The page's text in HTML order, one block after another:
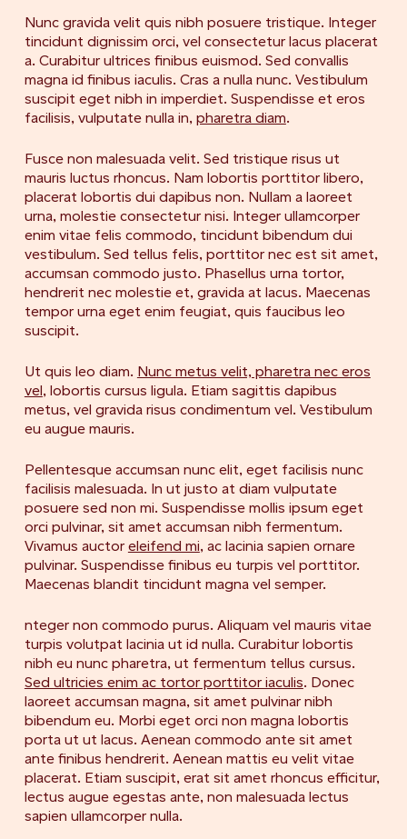
Nunc gravida velit quis nibh posuere tristique. Integer
tincidunt dignissim orci, vel consectetur lacus placerat
a. Curabitur ultrices finibus euismod. Sed convallis
magna id finibus iaculis. Cras a nulla nunc. Vestibulum
suscipit eget nibh in imperdiet. Suspendisse et eros
facilisis, vulputate nulla in, pharetra diam.
Fusce non malesuada velit. Sed tristique risus ut
mauris luctus rhoncus. Nam lobortis porttitor libero,
placerat lobortis dui dapibus non. Nullam a laoreet
urna, molestie consectetur nisi. Integer ullamcorper
enim vitae felis commodo, tincidunt bibendum dui
vestibulum. Sed tellus felis, porttitor nec est sit amet,
accumsan commodo justo. Phasellus urna tortor,
hendrerit nec molestie et, gravida at lacus. Maecenas
tempor urna eget enim feugiat, quis faucibus leo
suscipit.
Ut quis leo diam. Nunc metus velit, pharetra nec eros
vel, lobortis cursus ligula. Etiam sagittis dapibus
metus, vel gravida risus condimentum vel. Vestibulum
eu augue mauris.
Pellentesque accumsan nunc elit, eget facilisis nunc
facilisis malesuada. In ut justo at diam vulputate
posuere sed non mi. Suspendisse mollis ipsum eget
orci pulvinar, sit amet accumsan nibh fermentum.
Vivamus auctor eleifend mi, ac lacinia sapien ornare
pulvinar. Suspendisse finibus eu turpis vel porttitor.
Maecenas blandit tincidunt magna vel semper.
nteger non commodo purus. Aliquam vel mauris vitae
turpis volutpat lacinia ut id nulla. Curabitur lobortis
nibh eu nunc pharetra, ut fermentum tellus cursus.
Sed ultricies enim ac tortor porttitor iaculis. Donec
laoreet accumsan magna, sit amet pulvinar nibh
bibendum eu. Morbi eget orci non magna lobortis
porta ut ut lacus. Aenean commodo ante sit amet
ante finibus hendrerit. Aenean mattis eu velit vitae
placerat. Etiam suscipit, erat sit amet rhoncus efficitur,
lectus augue egestas ante, non malesuada lectus
sapien ullamcorper nulla.